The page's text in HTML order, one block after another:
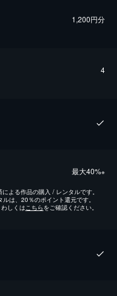
1,200円分
4
最⼤40%※
よる作品の購入 / レンタルです。
は、20％のポイント還元です。
しくはこちらをご確認ください。